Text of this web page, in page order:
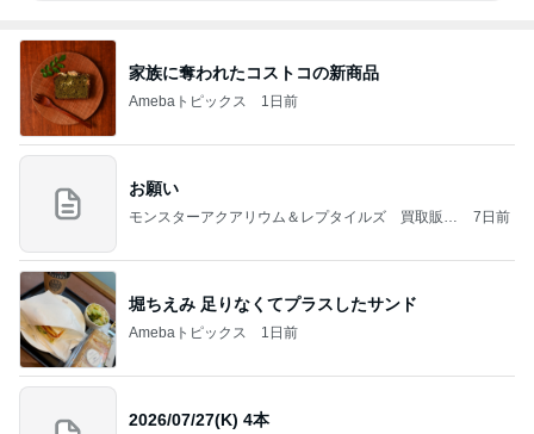
家族に奪われたコストコの新商品
Amebaトピックス 1日前
お願い
モンスターアクアリウム＆レプタイルズ 買取販売
7日前
堀ちえみ 足りなくてプラスしたサンド
Amebaトピックス 1日前
2026/07/27(K) 4本